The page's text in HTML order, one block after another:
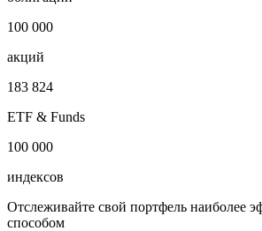
100 000
акций
183 824
ETF & Funds
100 000
индексов
Отслеживайте свой портфель наиболее
способом